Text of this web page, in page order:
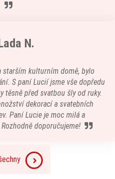
N.
kulturním domě, bylo
S paní Lucií jsme vše dopředu
těsně před svatbou šly od ruky.
dekorací a svatebních
Paní Lucie je moc milá a
doporučujeme!